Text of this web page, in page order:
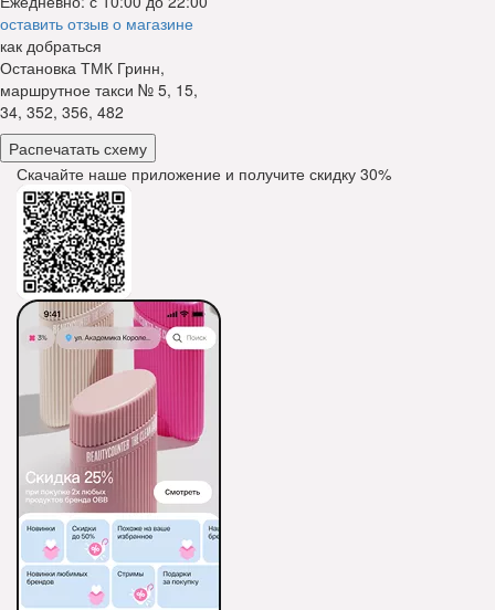
оставить отзыв о магазине
как добраться
Остановка ТМК Гринн,
маршрутное такси № 5, 15,
34, 352, 356, 482
Распечатать схему
Скачайте наше приложение и получите скидку 30%